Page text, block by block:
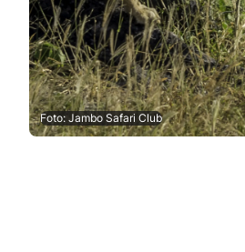
Foto: Jambo Safari Club